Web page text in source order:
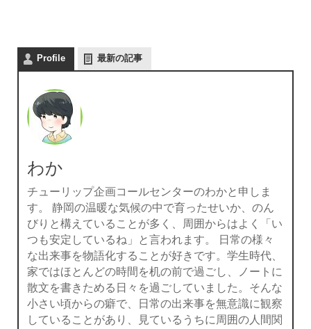
Profile 最新の記事
わか
チューリップ企画コールセンターのわかと申しま
す。 静岡の温暖な気候の中で育ったせいか、のん
びりと構えていることが多く、周囲からはよく「い
つも安定しているね」と言われます。 日常の様々
な出来事を物語化することが好きです。学生時代、
家ではほとんどの時間を机の前で過ごし、ノートに
散文を書きためる日々を過ごしていました。そんな
小さい頃からの癖で、日常の出来事を無意識に観察
していることがあり、見ているうちに周囲の人間関